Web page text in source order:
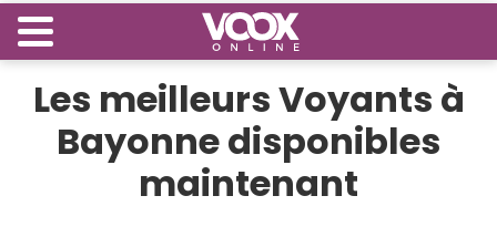
Les meilleurs Voyants à
Bayonne disponibles
maintenant